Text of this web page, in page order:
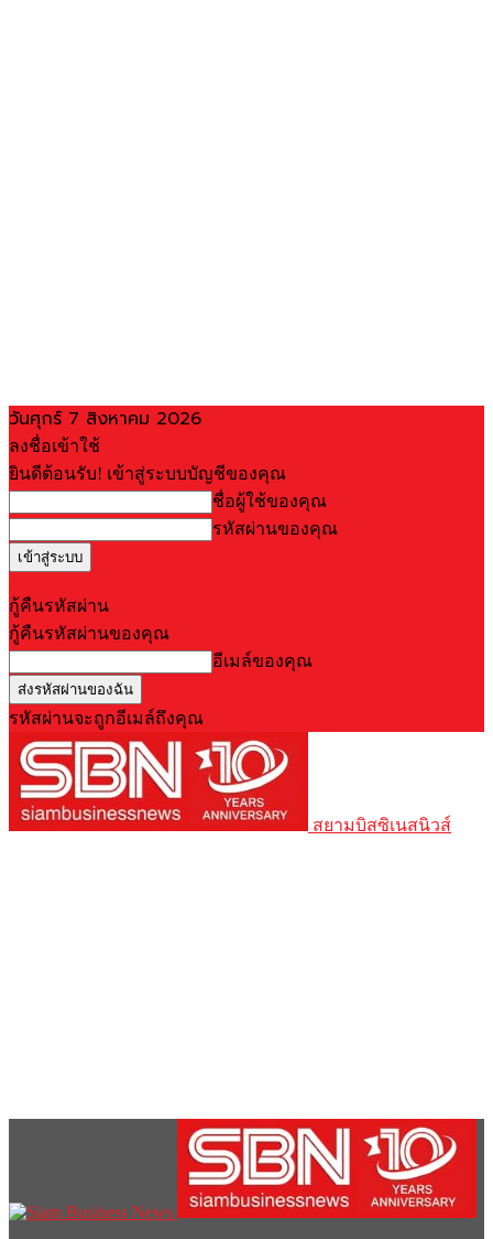
วันศุกร์ 7 สิงหาคม 2026
ลงชื่อเข้าใช้
ยินดีต้อนรับ! เข้าสู่ระบบบัญชีของคุณ
ชื่อผู้ใช้ของคุณ
รหัสผ่านของคุณ
กู้คืนรหัสผ่าน
กู้คืนรหัสผ่านของคุณ
อีเมล์ของคุณ
รหัสผ่านจะถูกอีเมล์ถึงคุณ
สยามบิสซิเนสนิวส์